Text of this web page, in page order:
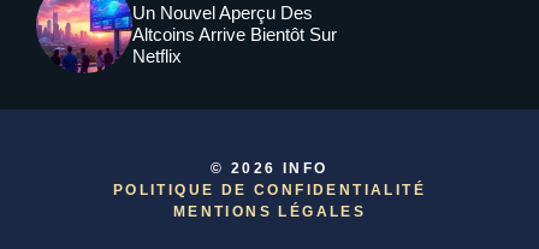
Un Nouvel Aperçu Des
Altcoins Arrive Bientôt Sur
Netflix
© 2026 INFO
POLITIQUE DE CONFIDENTIALITÉ
MENTIONS LÉGALE S